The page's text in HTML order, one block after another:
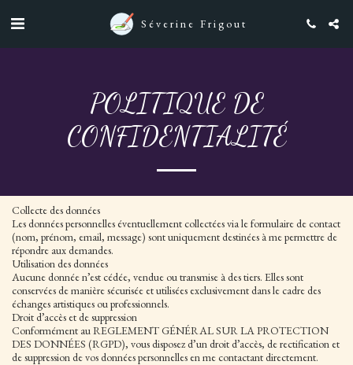
Séverine Frigout
POLITIQUE DE
CONFIDENTIALITÉ
Collecte des données
Les données personnelles éventuellement collectées via le formulaire de contact
(nom, prénom, email, message) sont uniquement destinées à me permettre de
répondre aux demandes.
Utilisation des données
Aucune donnée n’est cédée, vendue ou transmise à des tiers. Elles sont
conservées de manière sécurisée et utilisées exclusivement dans le cadre des
échanges artistiques ou professionnels.
Droit d’accès et de suppression
Conformément au REGLEMENT GÉNÉRAL SUR LA PROTECTION
DES DONNÉES (RGPD), vous disposez d’un droit d’accès, de rectification et
de suppression de vos données personnelles en me contactant directement.